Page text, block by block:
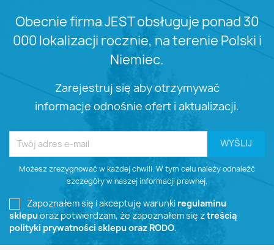
Obecnie firma JEST obsługuje ponad 30
000 lokalizacji rocznie, na terenie Polski i
Niemiec.
Zarejestruj się aby otrzymywać
informacje odnośnie ofert i aktualizacji.
Możesz zrezygnować w każdej chwili. W tym celu należy odnaleźć
szczegóły w naszej informacji prawnej.
Zapoznałem się i akceptuję warunki regulaminu
sklepuoraz potwierdzam, że zapoznałem się ztreścią
polityki prywatności sklepu oraz RODO.